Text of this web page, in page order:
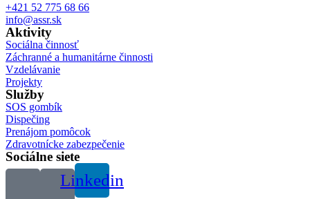
+421 52 775 68 66
info@assr.sk
Aktivity
Sociálna činnosť
Záchranné a humanitárne činnosti
Vzdelávanie
Projekty
Služby
SOS gombík
Dispečing
Prenájom pomôcok
Zdravotnícke zabezpečenie
Sociálne siete
Linkedin